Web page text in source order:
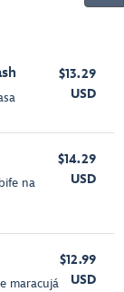
$13.29
USD
na
$14.29
USD
maracujá
$12.99
USD